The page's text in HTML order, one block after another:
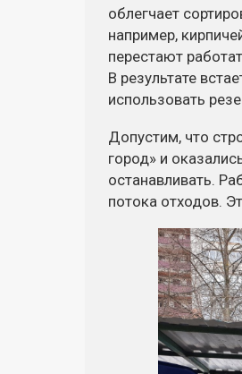
облегчает
например,
перестают
В результате
использовать
Допустим, что
город» и
останавливать.
потока отходов.